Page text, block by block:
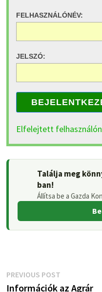
FELHASZNÁLÓNÉV:
JELSZÓ:
Elfelejtett
Találja meg
ban!
Állítsa be a Gazda
Bejegyzés
PREVIOUS POSTPrevious
post:
Információk az Agrár